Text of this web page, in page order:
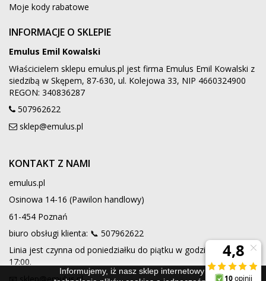
Moje kody rabatowe
INFORMACJE O SKLEPIE
Emulus Emil Kowalski
Właścicielem sklepu emulus.pl jest firma Emulus Emil Kowalski z
siedzibą w Skępem, 87-630, ul. Kolejowa 33, NIP 4660324900
REGON: 340836287
507962622
sklep@emulus.pl
KONTAKT Z NAMI
emulus.pl
Osinowa 14-16 (Pawilon handlowy)
61-454 Poznań
biuro obsługi klienta: 📞 507962622
Linia jest czynna od poniedziałku do piątku w godzinach 9:00 -
17:00.
Informujemy, iż nasz sklep internetowy wykorzystuje